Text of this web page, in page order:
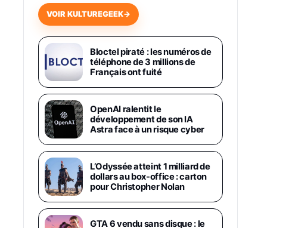
Smartphone Android 5G avec
Galaxy AI, 512 Go, Chargeur
Secteur Rapide 25W Inclus,
Smartphone déverrouillé, Noir,
Version FR
1019€1399€Fnac (Vendeur Tiers)
Galaxy S26 Ultra 512 Go Bleu
1019€ 1399€Fnac (Vendeur Tiers)
Galaxy S26 Ultra 256 Go Violet
892€1199€
Philips SHK2000BL - Casque
Enfant - Bleu & Répartiteur Audio
5 Casques, Blanc
24,94€ 29,96€Fnac (Vendeur Tiers)
VOIR KULTUREGEEK→
Bloctel piraté : les numéros de
téléphone de 3 millions de
Français ont fuité
OpenAI ralentit le
développement de son IA
Astra face à un risque cyber
L’Odyssée atteint 1 milliard de
dollars au box-office : carton
pour Christopher Nolan
GTA 6 vendu sans disque : le